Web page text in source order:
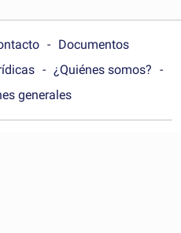
Documentos
¿Quiénes somos?
generales